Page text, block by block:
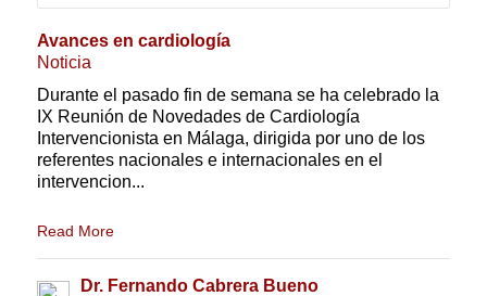
Avances en cardiología
Noticia
Durante el pasado fin de semana se ha celebrado la
IX Reunión de Novedades de Cardiología
Intervencionista en Málaga, dirigida por uno de los
referentes nacionales e internacionales en el
intervencion...
Read More
Dr. Fernando Cabrera Bueno